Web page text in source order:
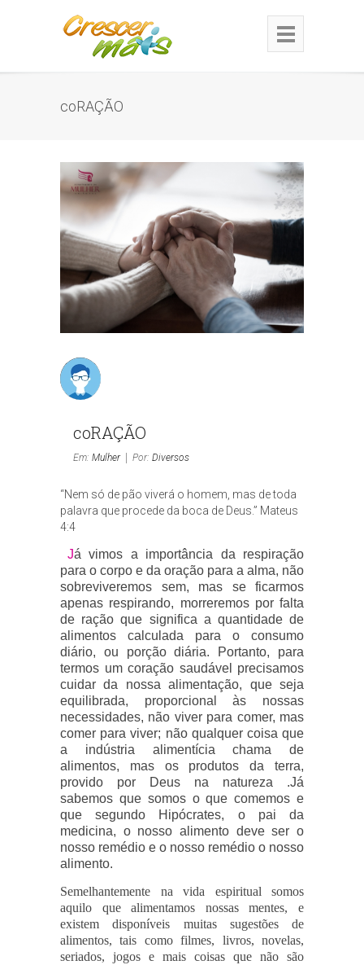
coRAÇÃO
coRAÇÃO
Em: Mulher Por: Diversos
“Nem só de pão viverá o homem, mas de toda
palavra que procede da boca de Deus.” Mateus
4:4
Já vimos a importância da respiração
para o corpo e da oração para a alma, não
sobreviveremos sem, mas se ficarmos
apenas respirando, morreremos por falta
de ração que significa a quantidade de
alimentos calculada para o consumo
diário, ou porção diária. Portanto, para
termos um coração saudável precisamos
cuidar da nossa alimentação, que seja
equilibrada, proporcional às nossas
necessidades, não viver para comer, mas
comer para viver; não qualquer coisa que
a indústria alimentícia chama de
alimentos, mas os produtos da terra,
provido por Deus na natureza .Já
sabemos que somos o que comemos e
que segundo Hipócrates, o pai da
medicina, o nosso alimento deve ser o
nosso remédio e o nosso remédio o nosso
alimento.
Semelhantemente na vida espiritual somos
aquilo que alimentamos nossas mentes, e
existem disponíveis muitas sugestões de
alimentos, tais como filmes, livros, novelas,
seriados, jogos e mais coisas que não são